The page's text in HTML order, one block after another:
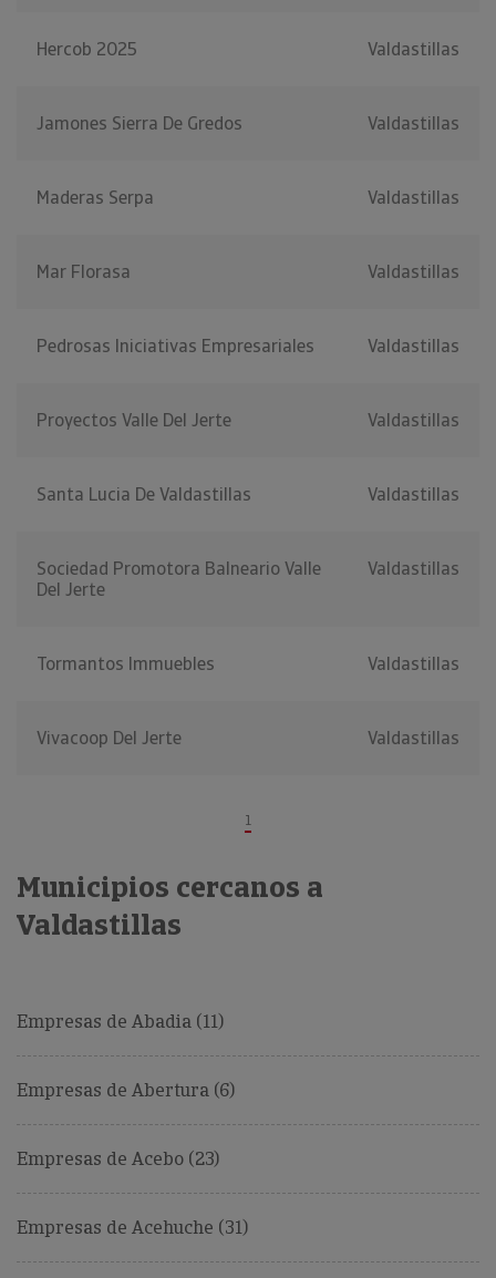
Hercob 2025 Valdastillas
Jamones Sierra De Gredos Valdastillas
Maderas Serpa Valdastillas
Mar Florasa Valdastillas
Pedrosas Iniciativas Empresariales Valdastillas
Proyectos Valle Del Jerte Valdastillas
Santa Lucia De Valdastillas Valdastillas
Sociedad Promotora Balneario Valle
Del Jerte
Valdastillas
Tormantos Immuebles Valdastillas
Vivacoop Del Jerte Valdastillas
1
Municipios cercanos a
Valdastillas
Empresas de Abadia (11)
Empresas de Abertura (6)
Empresas de Acebo (23)
Empresas de Acehuche (31)